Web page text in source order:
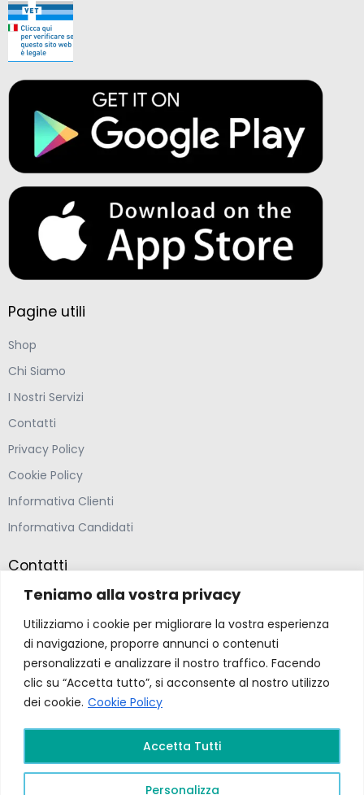
Teniamo alla vostra privacy
Utilizziamo i cookie per migliorare la vostra esperienza
di navigazione, proporre annunci o contenuti
personalizzati e analizzare il nostro traffico. Facendo
clic su “Accetta tutto”, si acconsente al nostro utilizzo
dei cookie. Cookie Policy
Personalizza
Accetta Tutti
Pagine utili
Shop
Chi Siamo
I Nostri Servizi
Contatti
Privacy Policy
Cookie Policy
Informativa Clienti
Informativa Candidati
Contatti
Farmacia Ponte Ospedaletto S.N.C
Via della Solidarietà 2,
47020 Longiano, Forlì-Cesena
farmacia@ponteospedaletto.it
Farmacia Ponte Ospedaletto 2026. Tutti diritti